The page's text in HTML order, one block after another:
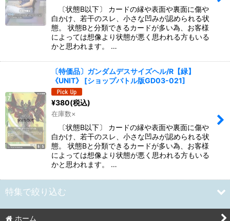
〔状態B以下〕 カードの縁や表面や裏面に傷や
白かけ、若干のスレ、小さな凹みが認められる状
態。 状態Bと分類できるカードが多い為、お客様
によっては想像より状態が悪く思われる方もいる
かと思われます。 …
〔特価品〕ガンダムデスサイズヘル/R【緑】
《UNIT》
[ショップバトル版GD03-021]
¥380(税込)
在庫数×
〔状態B以下〕 カードの縁や表面や裏面に傷や
白かけ、若干のスレ、小さな凹みが認められる状
態。 状態Bと分類できるカードが多い為、お客様
によっては想像より状態が悪く思われる方もいる
かと思われます。 …
特集で絞り込む
ホーム